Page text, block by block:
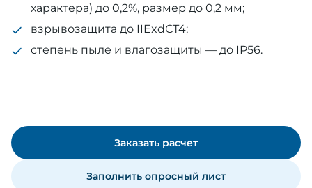
характера) до 0,2%, размер до 0,2 мм;
взрывозащита до IIExdСТ4;
степень пыле и влагозащиты — до IP56.
Заказать расчет
Заполнить опросный лист